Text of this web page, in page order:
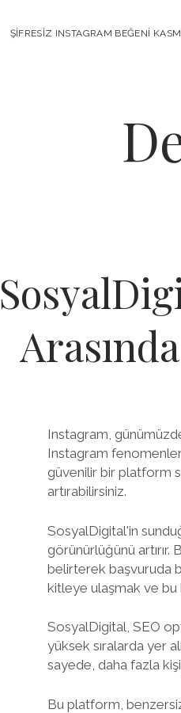
ŞIFRESIZ INSTAGRAM BEĞENI
Instagram,
Instagram
güvenilir bir platform
artırabilirsiniz.
SosyalDigital'in
görünürlüğünü
belirterek başvuruda
kitleye ulaşmak ve
SosyalDigital, SEO
yüksek sıralarda yer
sayede, daha fazla
Bu platform,